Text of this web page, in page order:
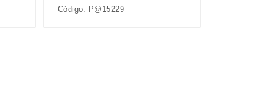
Código: P@15229